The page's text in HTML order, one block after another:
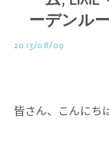
ーデンル
2013/08/09
皆さん、こんにち